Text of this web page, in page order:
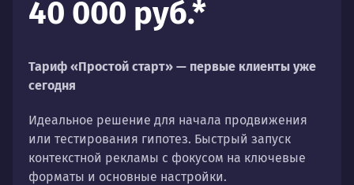
40 000 руб.*
Тариф «Простой старт» — первые клиенты уже
сегодня
Идеальное решение для начала продвижения
или тестирования гипотез. Быстрый запуск
контекстной рекламы с фокусом на ключевые
форматы и основные настройки.